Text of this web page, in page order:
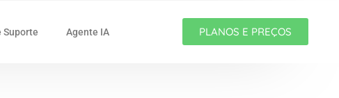
Suporte Agente IA PLANOS E PREÇOS